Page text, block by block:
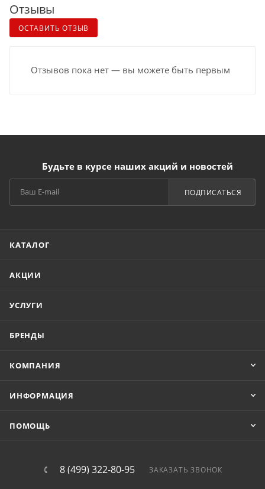
Отзывы
ОСТАВИТЬ ОТЗЫВ
Отзывов пока нет — вы можете быть первым
Будьте в курсе наших акций и новостей
ПОДПИСАТЬСЯ
КАТАЛОГ
АКЦИИ
УСЛУГИ
БРЕНДЫ
КОМПАНИЯ
ИНФОРМАЦИЯ
ПОМОЩЬ
8 (499) 322-80-95 ЗАКАЗАТЬ ЗВОНОК